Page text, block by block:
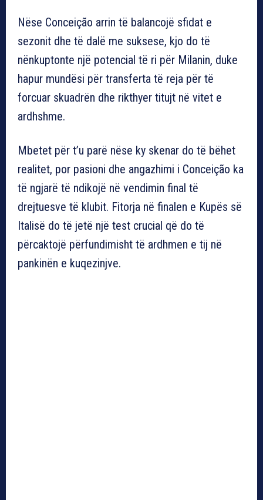
Nëse Conceição arrin të balancojë sfidat e
sezonit dhe të dalë me suksese, kjo do të
nënkuptonte një potencial të ri për Milanin, duke
hapur mundësi për transferta të reja për të
forcuar skuadrën dhe rikthyer titujt në vitet e
ardhshme.
Mbetet për t’u parë nëse ky skenar do të bëhet
realitet, por pasioni dhe angazhimi i Conceição ka
të ngjarë të ndikojë në vendimin final të
drejtuesve të klubit. Fitorja në finalen e Kupës së
Italisë do të jetë një test crucial që do të
përcaktojë përfundimisht të ardhmen e tij në
pankinën e kuqezinjve.